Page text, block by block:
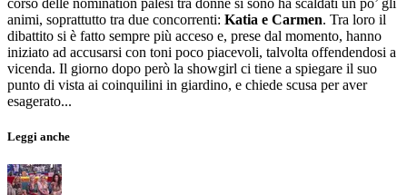
corso delle nomination palesi tra donne si sono ha scaldati un po’ gli
animi, soprattutto tra due concorrenti: Katia e Carmen. Tra loro il
dibattito si è fatto sempre più acceso e, prese dal momento, hanno
iniziato ad accusarsi con toni poco piacevoli, talvolta offendendosi a
vicenda. Il giorno dopo però la showgirl ci tiene a spiegare il suo
punto di vista ai coinquilini in giardino, e chiede scusa per aver
esagerato...
Leggi anche